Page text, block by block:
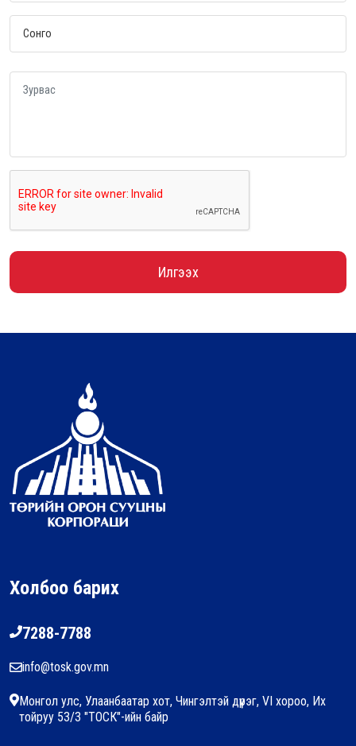
Илгээх
Холбоо барих
7288-7788
info@tosk.gov.mn
Монгол улс, Улаанбаатар хот, Чингэлтэй дүүрэг, VI хороо, Их
тойруу 53/3 "ТОСК"-ийн байр